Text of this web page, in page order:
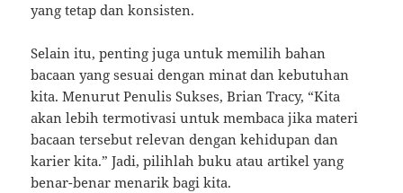
yang tetap dan konsisten.
Selain itu, penting juga untuk memilih bahan
bacaan yang sesuai dengan minat dan kebutuhan
kita. Menurut Penulis Sukses, Brian Tracy, “Kita
akan lebih termotivasi untuk membaca jika materi
bacaan tersebut relevan dengan kehidupan dan
karier kita.” Jadi, pilihlah buku atau artikel yang
benar-benar menarik bagi kita.